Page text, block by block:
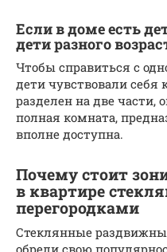
Если в доме есть
дети разного
Чтобы справиться с
дети чувствовали себя
разделен на две части,
полная комната,
вполне доступна.
Почему стоит
в квартире
перегородками
Стеклянные
обрели свою